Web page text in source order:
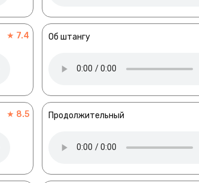
★ 7.4 Об штангу
★ 8.5 Продолжительный